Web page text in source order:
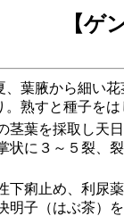
【ゲ
葉腋から細い
熟すと種子を
葉を採取し天
状に３～５裂、
痢止め、利尿薬
明子（はぶ茶）